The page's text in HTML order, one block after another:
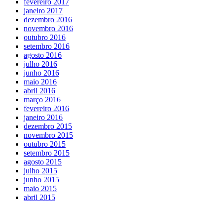
fevereiro 2017
janeiro 2017
dezembro 2016
novembro 2016
outubro 2016
setembro 2016
agosto 2016
julho 2016
junho 2016
maio 2016
abril 2016
março 2016
fevereiro 2016
janeiro 2016
dezembro 2015
novembro 2015
outubro 2015
setembro 2015
agosto 2015
julho 2015
junho 2015
maio 2015
abril 2015